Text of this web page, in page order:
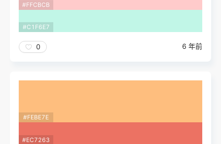
#FFCBCB
#C1F6E7
0 6 年前
#FEBE7E
#EC7263